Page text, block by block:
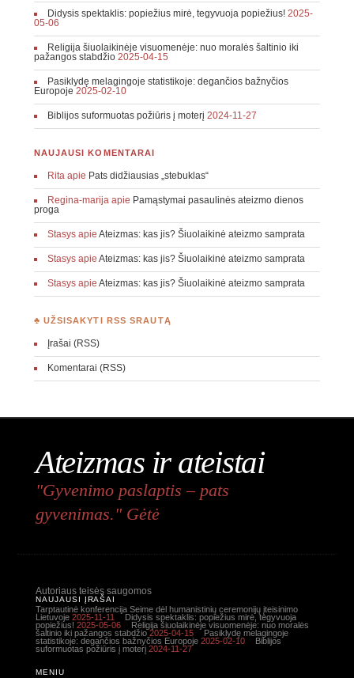
Didysis spektaklis: popiežius mirė, tegyvuoja popiežius! 2025-
05-06
Religija šiuolaikinėje visuomenėje: nuo moralės šaltinio iki
pažangos stabdžio 2025-04-15
Pasiklydę melagingoje statistikoje: degančios bažnyčios
Europoje 2025-02-10
Biblijos suformuotas požiūris į moterį 2024-11-27
NAUJAUSI KOMENTARAI
Ritaapie Pats didžiausias „stebuklas“
Regina-marijaapie Pamąstymai pasaulinės ateizmo dienos
proga
Stasysapie Ateizmas: kas jis? Šiuolaikinė ateizmo samprata
Stasysapie Ateizmas: kas jis? Šiuolaikinė ateizmo samprata
Stasysapie Ateizmas: kas jis? Šiuolaikinė ateizmo samprata
♣ UŽSISAKYTI RSS SRAUTĄ
Įrašai (RSS)
Komentarai (RSS)
Ateizmas ir ateistai
"Gyvenimo paslaptis – pats
gyvenimas." Gėtė
Autoriaus teisės saugomos
NAUJAUSI ĮRAŠAI
Tarptautinė konferencija Seime dėl humanistinių ceremonijų įteisinimo
Lietuvoje 2025-11-11
Didysis spektaklis: popiežius mirė, tegyvuoja
popiežius! 2025-05-06
Religija šiuolaikinėje visuomenėje: nuo moralės
šaltinio iki pažangos stabdžio 2025-04-15
Pasiklydę melagingoje
statistikoje: degančios bažnyčios Europoje 2025-02-10
Biblijos
suformuotas požiūris į moterį 2024-11-27
MENIU